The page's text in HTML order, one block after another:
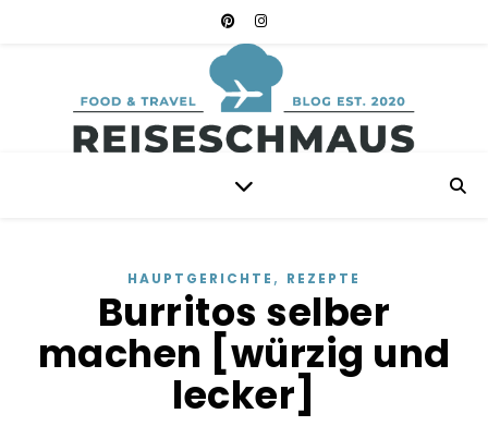
HAUPTGERICHTE , REZEPTE
Burritos selber
machen [würzig und
lecker]